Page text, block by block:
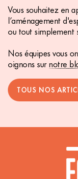
Vous souhaitez en
l’aménagement
ou tout simplement
Nos équipes vous
oignons surnotre
TOUS NOS